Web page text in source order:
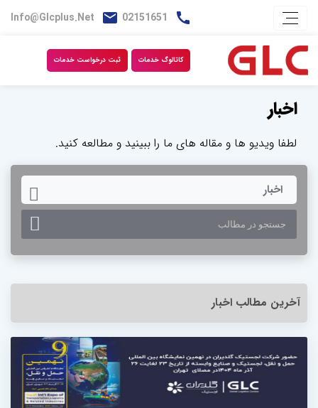
02151651
Info@glcplus.net
کاتالوگ خدمات ثبت درخواست خدمات
اخبار
لطفا ویدیو ها و مقاله های ما را ببینید و مطالعه کنید.
اخبار
آخرین مطالب اخبار